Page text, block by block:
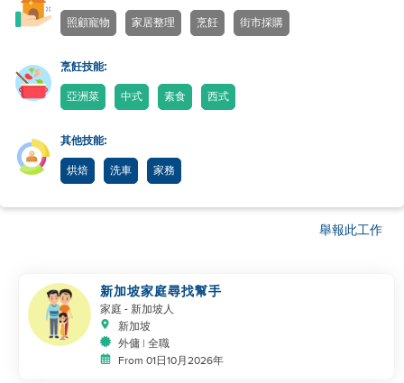
照顧寵物 家居整理 烹飪 街市採購
烹飪技能:
亞洲菜 中式 素食 西式
其他技能:
烘焙 洗車 家務
舉報此工作
新加坡家庭尋找幫手
家庭 - 新加坡人
新加坡
外傭 | 全職
From 01日10月2026年